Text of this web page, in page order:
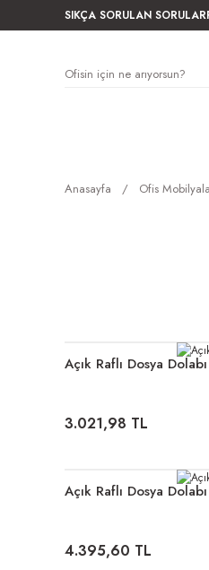
SIKÇA SORULAN SORULAR
Anasayfa Ofis
Açık Raflı Dosya Dolabı
3.021,98 TL
Açık Raflı Dosya Dolabı
4.395,60 TL